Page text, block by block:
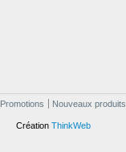
Promotions Nouveaux produits
Création ThinkWeb